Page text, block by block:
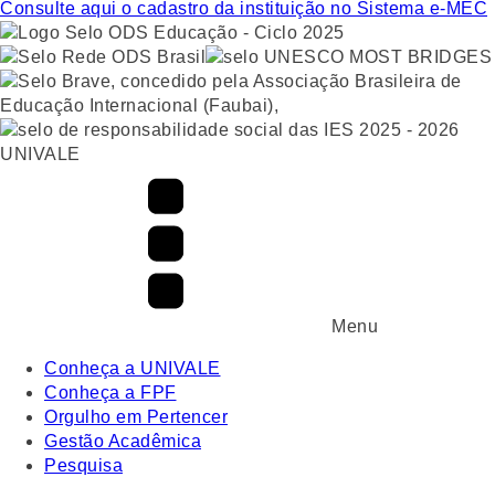
Consulte aqui o cadastro da instituição no Sistema e-MEC
UNIVALE
Menu
Conheça a UNIVALE
Conheça a FPF
Orgulho em Pertencer
Gestão Acadêmica
Pesquisa